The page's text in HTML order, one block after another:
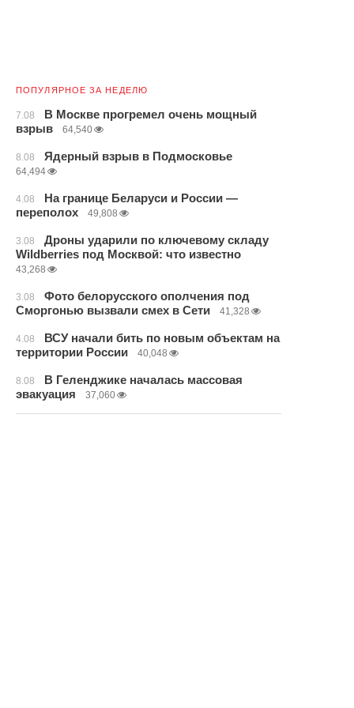
ПОПУЛЯРНОЕ ЗА НЕДЕЛЮ
7.08
В Москве прогремел очень мощный
взрыв
64,540
8.08 Ядерный взрыв в Подмосковье
64,494
4.08
На границе Беларуси и России —
переполох
49,808
3.08
Дроны ударили по ключевому складу
Wildberries под Москвой: что известно
43,268
3.08
Фото белорусского ополчения под
Сморгонью вызвали смех в Сети
41,328
4.08
ВСУ начали бить по новым объектам на
территории России
40,048
8.08
В Геленджике началась массовая
эвакуация
37,060